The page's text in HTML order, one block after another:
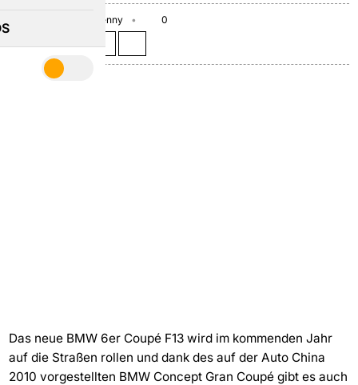
Benny
0
Das neue BMW 6er Coupé F13 wird im kommenden Jahr
auf die Straßen rollen und dank des auf der Auto China
2010 vorgestellten BMW Concept Gran Coupé gibt es auch